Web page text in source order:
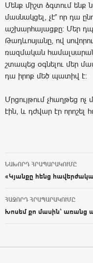
Մենք միշտ ձգտում ենք
մասնակցել, չէ՞ որ դա
աշխարհայացքը։ Մեր
Թադևոսյանը, ով
ռազմական
շտապեց օգնելու մեր
դա իրոք մեծ պատիվ է:
Մրցույթում չհաղթեց ոչ
էին, և դժվար էր որոշել
Post
ՆԱԽՈՐԴ ՀՐԱՊԱՐԱԿՈՒՄԸ
«Կյանքը հենց
ՀԱՋՈՐԴ ՀՐԱՊԱՐԱԿՈՒՄԸ
Խոսեմ քո մասին՝ առանց